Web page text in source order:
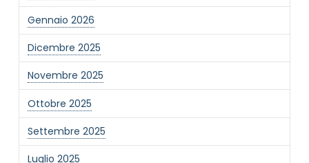
Gennaio 2026
Dicembre 2025
Novembre 2025
Ottobre 2025
Settembre 2025
Luglio 2025